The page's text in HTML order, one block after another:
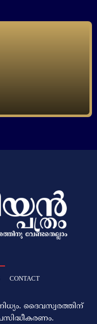
CONTACT
ദൈവസ്വരത്തിന്‌